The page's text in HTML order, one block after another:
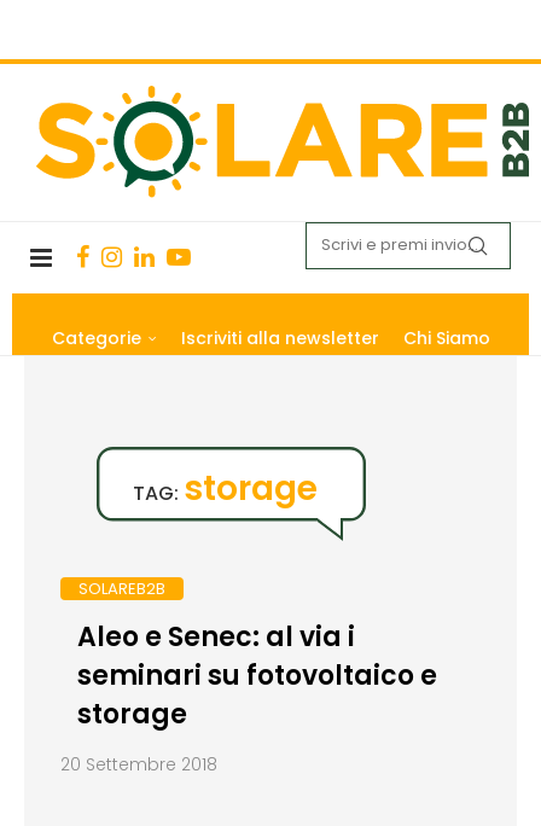
Categorie Iscriviti alla newsletter Chi Siamo
TAG: storage
SOLAREB2B
Aleo e Senec: al via i
seminari su fotovoltaico e
storage
20 Settembre 2018